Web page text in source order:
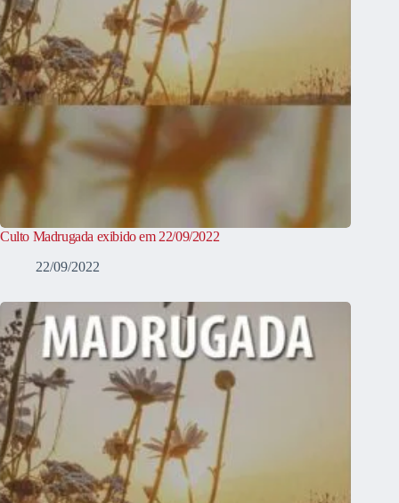
Culto Madrugada exibido em 22/09/2022
22/09/2022